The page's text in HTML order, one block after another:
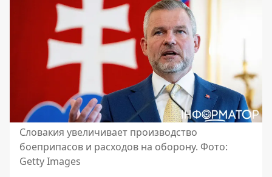
Словакия увеличивает производство
боеприпасов и расходов на оборону. Фото:
Getty Images